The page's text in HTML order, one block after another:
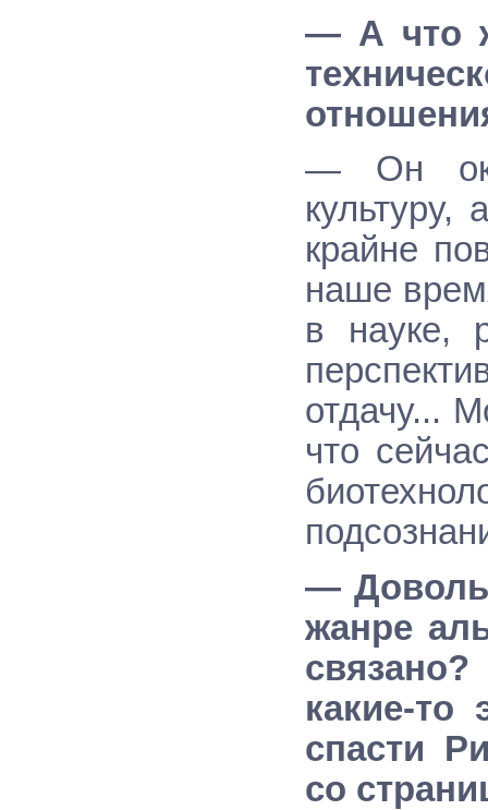
— А что
— Он
крайне
наше
в науке,
отдачу...
что
—
жанре
какие-
спасти
со